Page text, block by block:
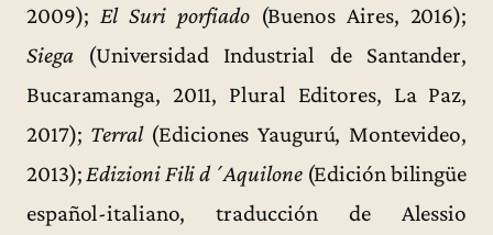
2009); El Suri porfiado(Buenos Aires, 2016);
Siega(Universidad Industrial de Santander,
Bucaramanga, 2011, Plural Editores, La Paz,
2017); Terral(Ediciones Yaugurú, Montevideo,
2013); Edizioni Fili d´Aquilone(Edición bilingüe
español-italiano, traducción de Alessio